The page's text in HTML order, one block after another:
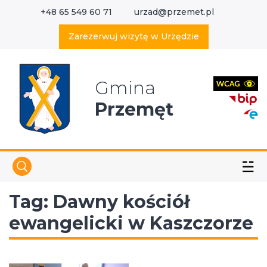
+48 65 549 60 71 urzad@przemet.pl
Zarezerwuj wizytę w Urzędzie
Gmina
Przemęt
☱
Tag: Dawny kościół
ewangelicki w Kaszczorze
Wyszukaj w serwisie